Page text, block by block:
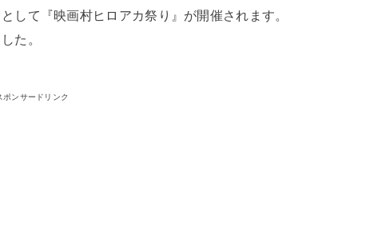
して『映画村ヒロアカ祭り』が開催されます。
た。
ポンサードリンク